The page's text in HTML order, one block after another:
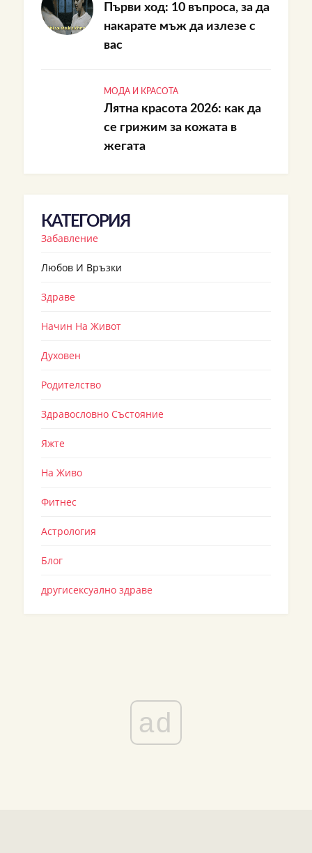
Първи ход: 10 въпроса, за да
накарате мъж да излезе с
вас
МОДА И КРАСОТА
Лятна красота 2026: как да
се грижим за кожата в
жегата
КАТЕГОРИЯ
Забавление
Любов И Връзки
Здраве
Начин На Живот
Духовен
Родителство
Здравословно Състояние
Яжте
На Живо
Фитнес
Астрология
Блог
другисексуално здраве
ad